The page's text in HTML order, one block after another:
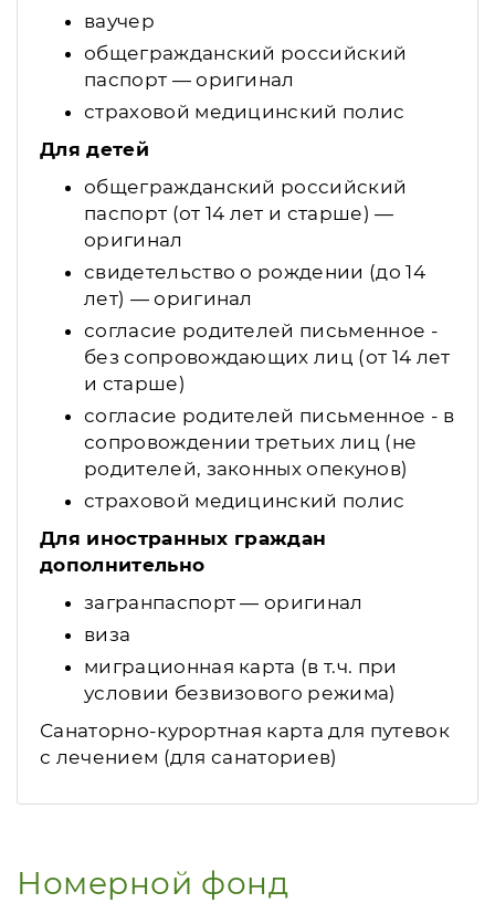
ваучер
общегражданский российский
паспорт — оригинал
страховой медицинский полис
Для детей
общегражданский российский
паспорт (от 14 лет и старше) —
оригинал
свидетельство о рождении (до 14
лет) — оригинал
согласие родителей письменное -
без сопровождающих лиц (от 14 лет
и старше)
согласие родителей письменное - в
сопровождении третьих лиц (не
родителей, законных опекунов)
страховой медицинский полис
Для иностранных граждан
дополнительно
загранпаспорт — оригинал
виза
миграционная карта (в т.ч. при
условии безвизового режима)
Санаторно-курортная карта для путевок
с лечением (для санаториев)
Номерной фонд